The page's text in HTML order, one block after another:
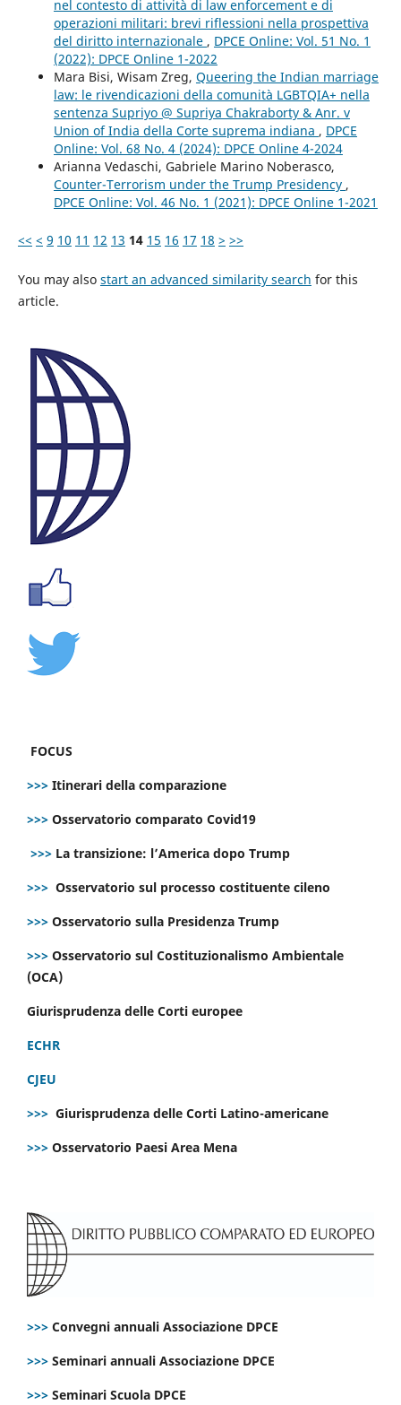
nel contesto di attività di law enforcement e di
operazioni militari: brevi riflessioni nella prospettiva
del diritto internazionale , DPCE Online: Vol. 51 No. 1
(2022): DPCE Online 1-2022
Mara Bisi, Wisam Zreg, Queering the Indian marriage
law: le rivendicazioni della comunità LGBTQIA+ nella
sentenza Supriyo @ Supriya Chakraborty & Anr. v
Union of India della Corte suprema indiana , DPCE
Online: Vol. 68 No. 4 (2024): DPCE Online 4-2024
Arianna Vedaschi, Gabriele Marino Noberasco,
Counter-Terrorism under the Trump Presidency ,
DPCE Online: Vol. 46 No. 1 (2021): DPCE Online 1-2021
<< < 9 10 11 12 13 14 15 16 17 18 > >>
You may also start an advanced similarity search for this
article.
FOCUS
>>> Itinerari della comparazione
>>> Osservatorio comparato Covid19
>>> La transizione: l’America dopo Trump
>>> Osservatorio sul processo costituente cileno
>>> Osservatorio sulla Presidenza Trump
>>> Osservatorio sul Costituzionalismo Ambientale
(OCA)
Giurisprudenza delle Corti europee
ECHR
CJEU
>>> Giurisprudenza delle Corti Latino-americane
>>> Osservatorio Paesi Area Mena
>>> Convegni annuali Associazione DPCE
>>> Seminari annuali Associazione DPCE
>>> Seminari Scuola DPCE